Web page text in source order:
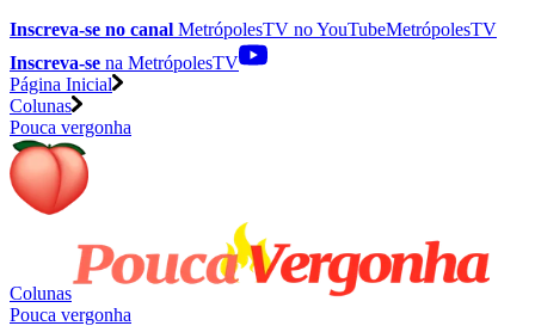
Inscreva-se no canal MetrópolesTV noYouTubeMetrópolesTV
Inscreva-se na MetrópolesTV
Página Inicial
Colunas
Pouca vergonha
Colunas
Pouca vergonha